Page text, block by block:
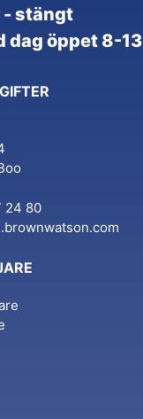
- stängt
dag öppet 8-13
24 80